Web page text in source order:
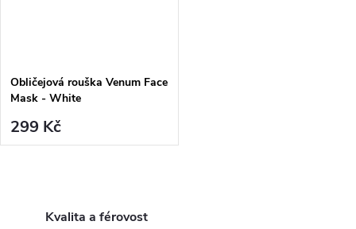
Obličejová rouška Venum Face
Mask - White
299 Kč
Kvalita a férovost